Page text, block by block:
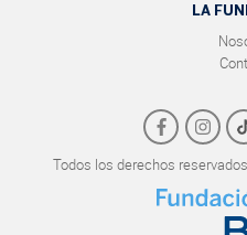
LA
Todos los derechos